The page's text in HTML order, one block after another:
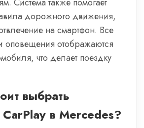
дорожного движения,
на смартфон. Все
оповещения отображаются
что делает поездку
выбрать
CarPlay в Mercedes?